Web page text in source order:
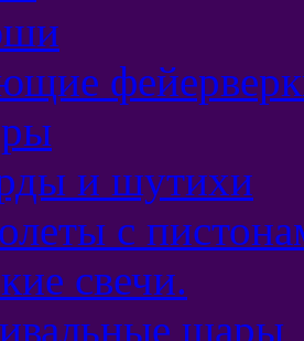
и шутихи
с
свечи.
шары